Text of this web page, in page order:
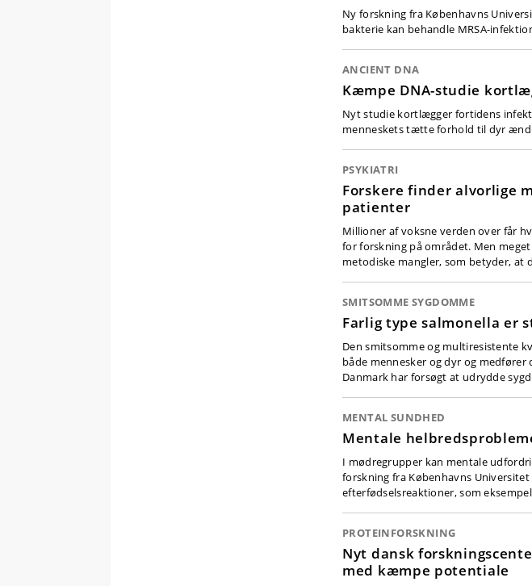
Ny forskning fra Københavns
bakterie kan behandle MRSA-
ANCIENT DNA
Kæmpe DNA-studie
Nyt studie kortlægger fortidens
menneskets tætte forhold til dyr
PSYKIATRI
Forskere finder alvorlige
patienter
Millioner af voksne verden over får
for forskning på området. Men
metodiske mangler, som betyder, at
SMITSOMME SYGDOMME
Farlig type salmonella er
Den smitsomme og multiresistente
både mennesker og dyr og
Danmark har forsøgt at udrydde
MENTAL SUNDHED
Mentale
I mødregrupper kan mentale
forskning fra Københavns
efterfødselsreaktioner, som
PROTEINFORSKNING
Nyt dansk
med kæmpe potentiale